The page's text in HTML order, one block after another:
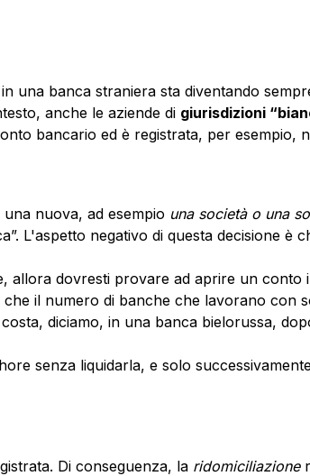
una banca straniera sta diventando
anche le aziende di giurisdizioni
bancario ed è registrata, per esempio,
nuova, ad esempio una società o una
L'aspetto negativo di questa decisione è
dovresti provare ad aprire un conto
il numero di banche che lavorano con
diciamo, in una banca bielorussa,
senza liquidarla, e solo
Di conseguenza, la ridomiciliazione